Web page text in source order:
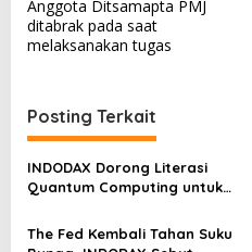
a
v
g
a
s
i
p
Anggota Ditsamapta PMJ
ditabrak pada saat
melaksanakan tugas
Posting Terkait
INDODAX Dorong Literasi
Quantum Computing untuk
Blockchain
The Fed Kembali Tahan Suku